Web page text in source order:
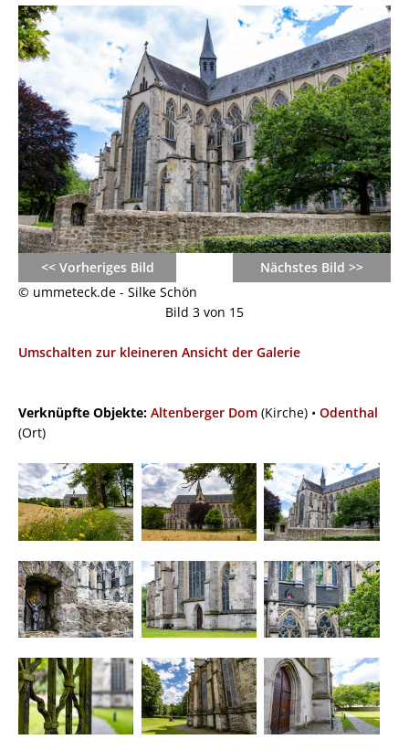
<< Vorheriges Bild
Nächstes Bild >>
© ummeteck.de - Silke Schön
Bild 3 von 15
Umschalten zur kleineren Ansicht der Galerie
Verknüpfte Objekte: Altenberger Dom (Kirche) • Odenthal
(Ort)